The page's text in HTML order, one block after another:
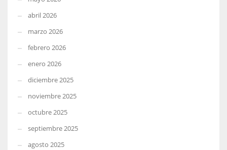
abril 2026
marzo 2026
febrero 2026
enero 2026
diciembre 2025
noviembre 2025
octubre 2025
septiembre 2025
agosto 2025